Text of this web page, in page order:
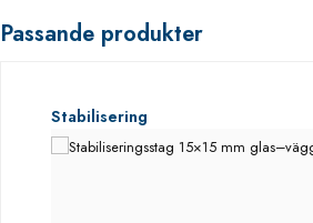
Passande produkter
Hoppa över produktgalleri
Stabilisering